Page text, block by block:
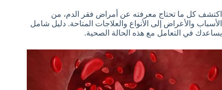
اكتشف كل ما تحتاج معرفته عن أمراض فقر الدم، من
الأسباب والأعراض إلى الأنواع والعلاجات المتاحة. دليل شامل
يساعدك في التعامل مع هذه الحالة الصحية.